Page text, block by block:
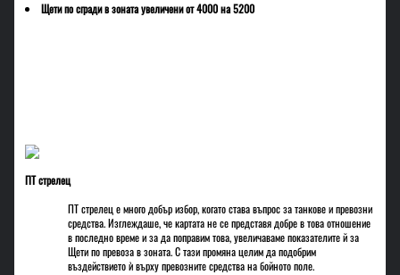
Щети по сгради в зоната увеличени от 4000 на 5200
ПТ стрелец
ПТ стрелец е много добър избор, когато става въпрос за танкове и превозни
средства. Изглеждаше, че картата не се представя добре в това отношение
в последно време и за да поправим това, увеличаваме показателите й за
Щети по превоза в зоната.С тази промяна целим да подобрим
въздействието ѝ върху превозните средства на бойното поле.